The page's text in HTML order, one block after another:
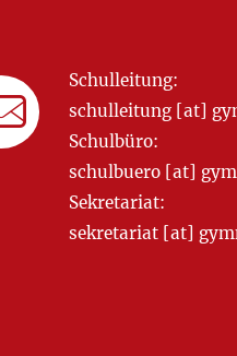
Schulleitung:
schulleitung [at]
Schulbüro:
schulbuero [at]
Sekretariat:
sekretariat [at]